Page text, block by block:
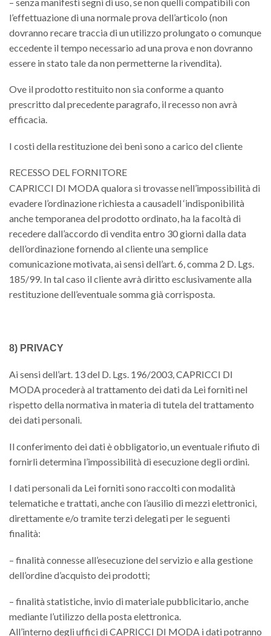
l’effettuazione di una normale prova dell’articolo (non
dovranno recare traccia di un utilizzo prolungato o comunque
eccedente il tempo necessario ad una prova e non dovranno
essere in stato tale da non permetterne la rivendita).
Ove il prodotto restituito non sia conforme a quanto
prescritto dal precedente paragrafo, il recesso non avrà
efficacia.
I costi della restituzione dei beni sono a carico del cliente
RECESSO DEL FORNITORE
CAPRICCI DI MODA qualora si trovasse nell’impossibilità di
evadere l’ordinazione richiesta a causadell ‘indisponibilità
anche temporanea del prodotto ordinato, ha la facoltà di
recedere dall’accordo di vendita entro 30 giorni dalla data
dell’ordinazione fornendo al cliente una semplice
comunicazione motivata, ai sensi dell’art. 6, comma 2 D. Lgs.
185/99. In tal caso il cliente avrà diritto esclusivamente alla
restituzione dell’eventuale somma già corrisposta.
8) PRIVACY
Ai sensi dell’art. 13 del D. Lgs. 196/2003, CAPRICCI DI
MODA procederà al trattamento dei dati da Lei forniti nel
rispetto della normativa in materia di tutela del trattamento
dei dati personali.
Il conferimento dei dati è obbligatorio, un eventuale rifiuto di
fornirli determina l’impossibilità di esecuzione degli ordini.
I dati personali da Lei forniti sono raccolti con modalità
telematiche e trattati, anche con l’ausilio di mezzi elettronici,
direttamente e/o tramite terzi delegati per le seguenti
finalità:
– finalità connesse all’esecuzione del servizio e alla gestione
dell’ordine d’acquisto dei prodotti;
– finalità statistiche, invio di materiale pubblicitario, anche
mediante l’utilizzo della posta elettronica.
All’interno degli uffici di CAPRICCI DI MODA i dati potranno